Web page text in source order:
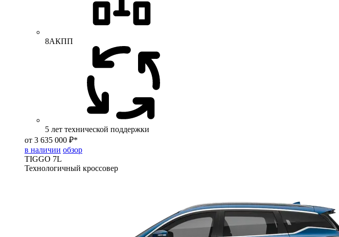
8АКПП
5 лет технической поддержки
от 3 635 000 ₽*
в наличии обзор
TIGGO 7L
Технологичный кроссовер